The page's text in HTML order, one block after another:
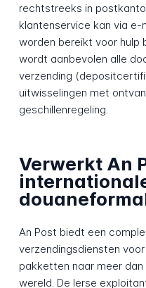
rechtstreeks in
klantenservice kan via
worden bereikt voor hulp
wordt aanbevolen alle
verzending
uitwisselingen met
geschillenregeling.
Verwerkt An
An Post biedt een
verzendingsdiensten
pakketten naar meer
wereld. De Ierse